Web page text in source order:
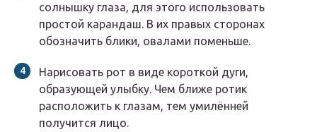
солнышку глаза, для этого использовать
простой карандаш. В их правых сторонах
обозначить блики, овалами поменьше.
Нарисовать рот в виде короткой дуги,
образующей улыбку. Чем ближе ротик
расположить к глазам, тем умилённей
получится лицо.